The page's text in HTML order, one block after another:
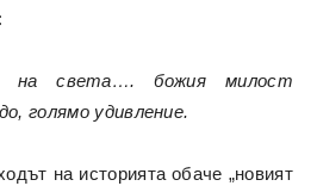
на света…. божия милост
голямо удивление.
на историята обаче „новият